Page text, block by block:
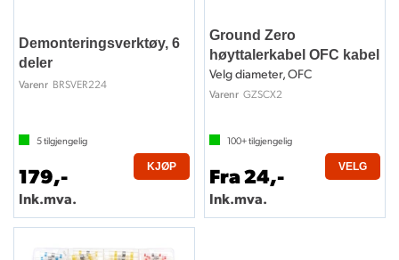
Demonteringsverktøy, 6
deler
Varenr BRSVER224
5tilgjengelig
179,-
Ink.mva.
KJØP
Ground Zero
høyttalerkabel OFC kabel
Velg diameter, OFC
Varenr GZSCX2
100+tilgjengelig
Fra 24,-
Ink.mva.
VELG